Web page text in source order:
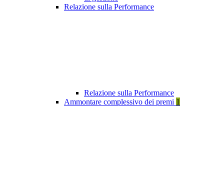
Relazione sulla Performance
Relazione sulla Performance
Ammontare complessivo dei premi 1